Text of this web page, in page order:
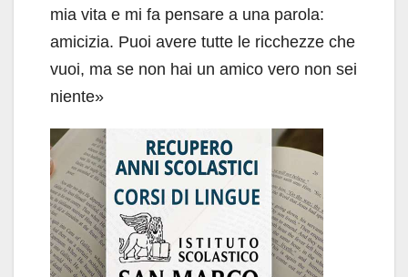
mia vita e mi fa pensare a una parola:
amicizia. Puoi avere tutte le ricchezze che
vuoi, ma se non hai un amico vero non sei
niente»